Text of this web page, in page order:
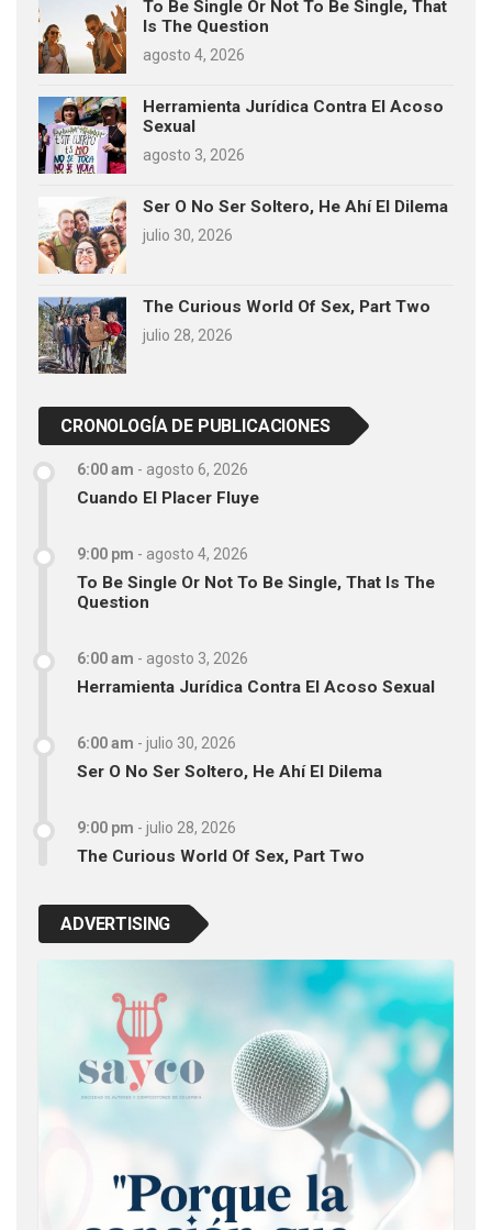
To Be Single Or Not To Be Single, That
Is The Question
agosto 4, 2026
Herramienta Jurídica Contra El Acoso
Sexual
agosto 3, 2026
Ser O No Ser Soltero, He Ahí El Dilema
julio 30, 2026
The Curious World Of Sex, Part Two
julio 28, 2026
CRONOLOGÍA DE PUBLICACIONES
6:00 am - agosto 6, 2026
Cuando El Placer Fluye
9:00 pm - agosto 4, 2026
To Be Single Or Not To Be Single, That Is The
Question
6:00 am - agosto 3, 2026
Herramienta Jurídica Contra El Acoso Sexual
6:00 am - julio 30, 2026
Ser O No Ser Soltero, He Ahí El Dilema
9:00 pm - julio 28, 2026
The Curious World Of Sex, Part Two
ADVERTISING